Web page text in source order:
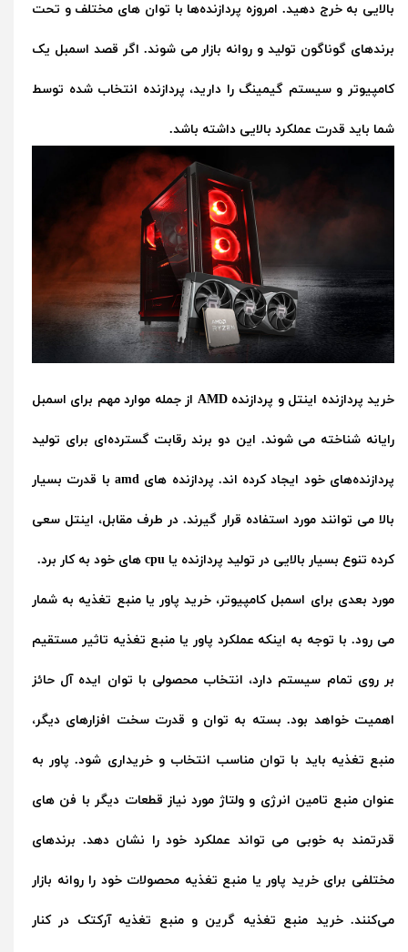
بالایی به خرج دهید. امروزه پردازنده‌ها با توان های مختلف و تحت
برندهای گوناگون تولید و روانه بازار می شوند. اگر قصد اسمبل یک
کامپیوتر و سیستم گیمینگ را دارید، پردازنده انتخاب شده توسط
شما باید قدرت عملکرد بالایی داشته باشد.
خرید پردازنده اینتل و پردازنده AMD از جمله موارد مهم برای اسمبل
رایانه شناخته می شوند. این دو برند رقابت گسترده‌ای برای تولید
پردازنده‌های خود ایجاد کرده اند. پردازنده های amd با قدرت بسیار
بالا می توانند مورد استفاده قرار گیرند. در طرف مقابل، اینتل سعی
کرده تنوع بسیار بالایی در تولید پردازنده یا cpu های خود به کار برد.
مورد بعدی برای اسمبل کامپیوتر، خرید پاور یا منبع تغذیه به شمار
می رود. با توجه به اینکه عملکرد پاور یا منبع تغذیه تاثیر مستقیم
بر روی تمام سیستم دارد، انتخاب محصولی با توان ایده آل حائز
اهمیت خواهد بود. بسته به توان و قدرت سخت افزارهای دیگر،
منبع تغذیه باید با توان مناسب انتخاب و خریداری شود. پاور به
عنوان منبع تامین انرژی و ولتاژ مورد نیاز قطعات دیگر با فن های
قدرتمند به خوبی می تواند عملکرد خود را نشان دهد. برندهای
مختلفی برای خرید پاور یا منبع تغذیه محصولات خود را روانه بازار
می‌کنند. خرید منبع تغذیه گرین و منبع تغذیه آرکتک در کنار